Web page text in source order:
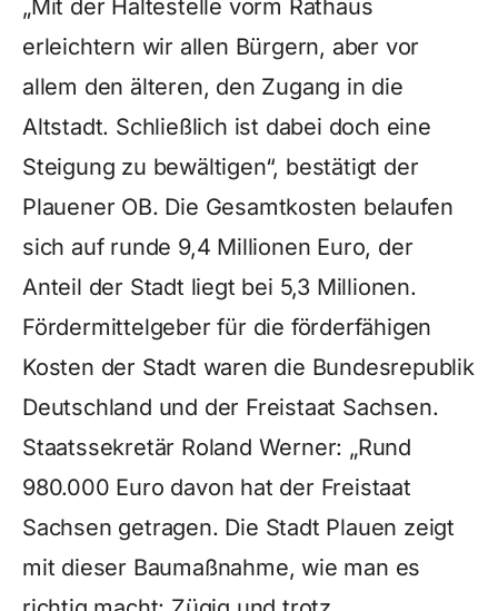
„Mit der Haltestelle vorm Rathaus
erleichtern wir allen Bürgern, aber vor
allem den älteren, den Zugang in die
Altstadt. Schließlich ist dabei doch eine
Steigung zu bewältigen“, bestätigt der
Plauener OB. Die Gesamtkosten belaufen
sich auf runde 9,4 Millionen Euro, der
Anteil der Stadt liegt bei 5,3 Millionen.
Fördermittelgeber für die förderfähigen
Kosten der Stadt waren die Bundesrepublik
Deutschland und der Freistaat Sachsen.
Staatssekretär Roland Werner: „Rund
980.000 Euro davon hat der Freistaat
Sachsen getragen. Die Stadt Plauen zeigt
mit dieser Baumaßnahme, wie man es